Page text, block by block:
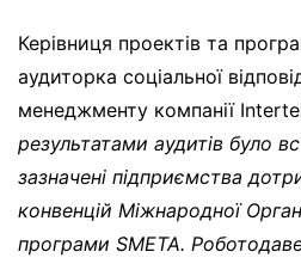
Керівниця проектів та
аудиторка соціальної
менеджменту компанії
результатами аудитів було
зазначені підприємства
конвенцій Міжнародної
програми SMETA.